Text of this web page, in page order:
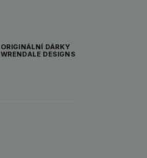
ORIGINÁLNÍ DÁRKY
WRENDALE DESIGNS